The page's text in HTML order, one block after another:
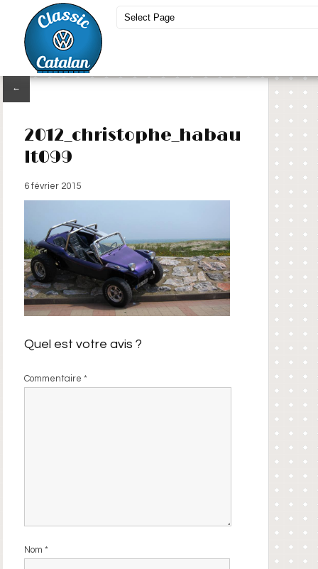
←
2012_christophe_habau
lt099
6 février 2015
Quel est votre avis ?
Commentaire *
Nom *